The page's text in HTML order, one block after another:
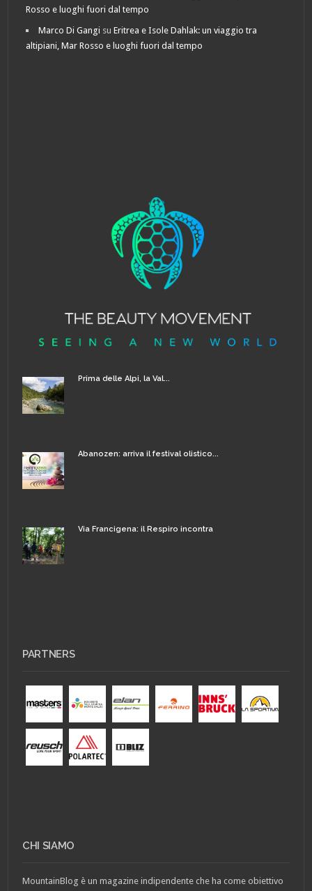
Rosso e luoghi fuori dal tempo
Marco Di Gangi suEritrea e Isole Dahlak: un viaggio tra
altipiani, Mar Rosso e luoghi fuori dal tempo
Prima delle Alpi, la Val...
Abanozen: arriva il festival olistico...
Via Francigena: il Respiro incontra
PARTNERS
CHI SIAMO
MountainBlog è un magazine indipendente che ha come obiettivo